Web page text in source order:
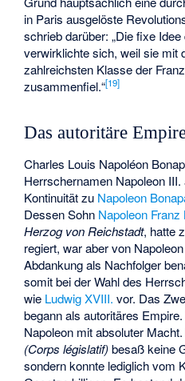
in Paris ausgelöste
schrieb darüber: „Die fixe
verwirklichte sich, weil sie mit
zahlreichsten Klasse der
zusammenfiel.“[19]
Das autoritäre
Charles Louis Napoléon
Herrschernamen Napoleon III.
Kontinuität zu Napoleon
Dessen Sohn Napoleon Franz
Herzog von Reichstadt, hatte
regiert, war aber von
Abdankung als Nachfolger
somit bei der Wahl des
wie Ludwig XVIII. vor. Das
begann als autoritäres
Napoleon mit absoluter
(Corps législatif)besaß keine
sondern konnte lediglich vom